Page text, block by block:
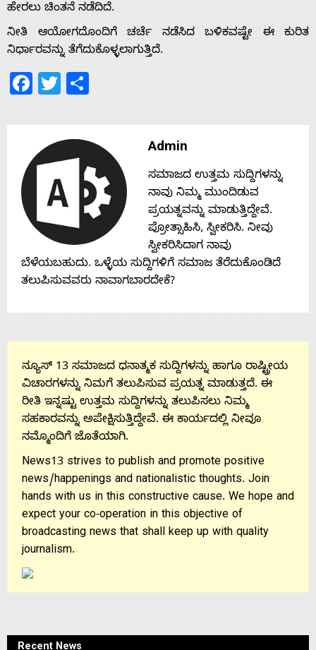
Home
About
Us
Advertise
With
Contact
Us
ಹೇರಲು ಚಿಂತನೆ ನಡೆದಿದೆ.
ನೀತಿ ಆಯೋಗದೊಂದಿಗೆ ಚರ್ಚೆ ನಡೆಸಿದ ಬಳಿಕವಷ್ಟೇ ಈ ಕುರಿತ
ನಿರ್ಧಾರವನ್ನು ತೆಗೆದುಕೊಳ್ಳಲಾಗುತ್ತಿದೆ.
Facebook
Twitter
Admin
ಸಮಾಜದ ಉತ್ತಮ ಸುದ್ದಿಗಳನ್ನು
ನಾವು ನಿಮ್ಮ ಮುಂದಿಡುವ
ಪ್ರಯತ್ನವನ್ನು ಮಾಡುತ್ತಿದ್ದೇವೆ.
ಪ್ರೋತ್ಸಾಹಿಸಿ, ಸ್ವೀಕರಿಸಿ. ನೀವು
ಸ್ವೀಕರಿಸಿದಾಗ ನಾವು
ಬೆಳೆಯಬಹುದು. ಒಳ್ಳೆಯ ಸುದ್ದಿಗಳಿಗೆ ಸಮಾಜ ತೆರೆದುಕೊಂಡಿದೆ
ತಲುಪಿಸುವವರು ನಾವಾಗಬಾರದೇಕೆ?
ನ್ಯೂಸ್ 13 ಸಮಾಜದ ಧನಾತ್ಮಕ ಸುದ್ದಿಗಳನ್ನು ಹಾಗೂ ರಾಷ್ಟ್ರೀಯ
ವಿಚಾರಗಳನ್ನು ನಿಮಗೆ ತಲುಪಿಸುವ ಪ್ರಯತ್ನ ಮಾಡುತ್ತದೆ. ಈ
ರೀತಿ ಇನ್ನಷ್ಟು ಉತ್ತಮ ಸುದ್ದಿಗಳನ್ನು ತಲುಪಿಸಲು ನಿಮ್ಮ
ಸಹಕಾರವನ್ನು ಅಪೇಕ್ಷಿಸುತ್ತಿದ್ದೇವೆ. ಈ ಕಾರ್ಯದಲ್ಲಿ ನೀವೂ
ನಮ್ಮೊಂದಿಗೆ ಜೊತೆಯಾಗಿ.
News13 strives to publish and promote positive
news/happenings and nationalistic thoughts. Join
hands with us in this constructive cause. We hope and
expect your co-operation in this objective of
broadcasting news that shall keep up with quality
journalism.